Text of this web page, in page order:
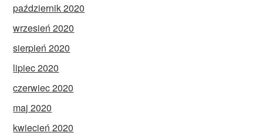
październik 2020
wrzesień 2020
sierpień 2020
lipiec 2020
czerwiec 2020
maj 2020
kwiecień 2020